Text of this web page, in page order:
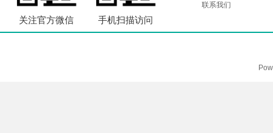
关注官方微信 手机扫描访问
联系我们